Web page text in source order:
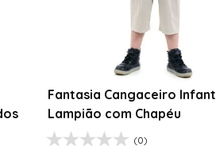
Roupa Festa Junina Bebê
Fantasia Rosa Floral com
R$ 189,99
R$ 99,99
1 R$ 99,99